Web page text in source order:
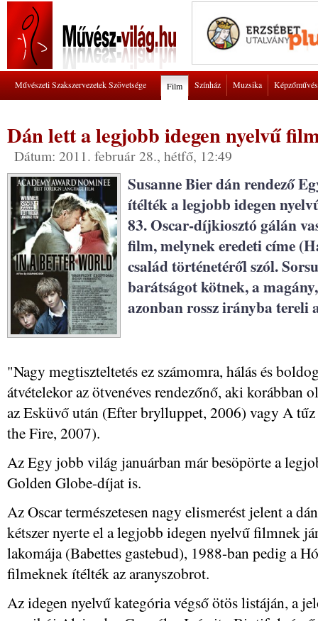
Művészeti Szakszervezetek Szövetsége Film Színház Muzsika
Dán lett a legjobb idegen nyelvű
Dátum: 2011. február 28., hétfő, 12:49
Susanne Bier dán rendező
ítélték a legjobb idegen
83. Oscar-díjkiosztó gálán
film, melynek eredeti címe
család történetéről szól.
barátságot kötnek, a
azonban rossz irányba tereli
"Nagy megtiszteltetés ez számomra, hálás és
átvételekor az ötvenéves rendezőnő, aki
az Esküvő után (Efter brylluppet, 2006) vagy A
the Fire, 2007).
Az Egy jobb világ januárban már besöpörte a
Golden Globe-díjat is.
Az Oscar természetesen nagy elismerést jelent a
kétszer nyerte el a legjobb idegen nyelvű filmnek
lakomája (Babettes gastebud), 1988-ban pedig a
filmeknek ítélték az aranyszobrot.
Az idegen nyelvű kategória végső ötös listáján, a